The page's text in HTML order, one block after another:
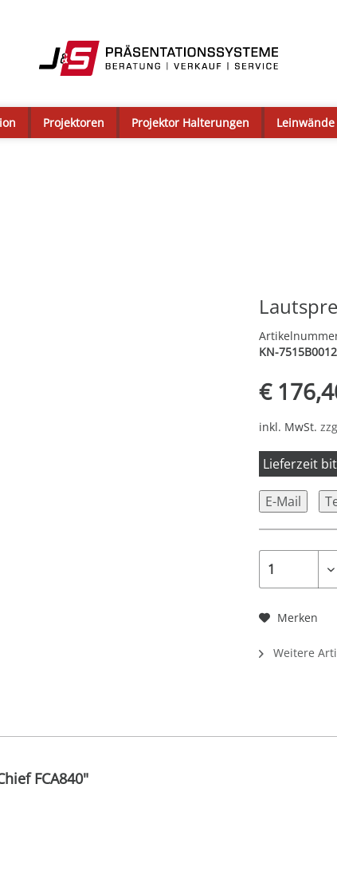
Projektoren Projektor Halterungen Leinwände
KN-
€
inkl. MwSt.
Lieferzeit
E-Mail
Merken
Weitere
FCA840"